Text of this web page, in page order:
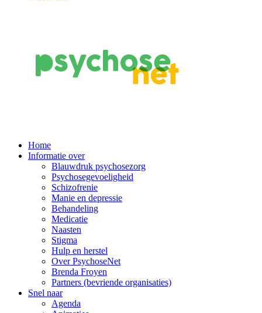
Main
Navigation
Home
Informatie over
Blauwdruk psychosezorg
Psychosegevoeligheid
Schizofrenie
Manie en depressie
Behandeling
Medicatie
Naasten
Stigma
Hulp en herstel
Over PsychoseNet
Brenda Froyen
Partners (bevriende organisaties)
Snel naar
Agenda